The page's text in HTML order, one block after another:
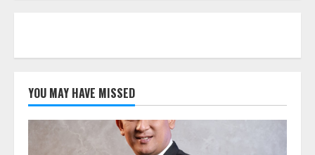
YOU MAY HAVE MISSED